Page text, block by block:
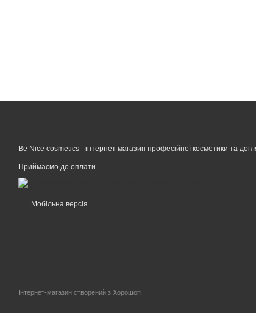
Be Nice cosmetics - інтернет магазин професійної косметики та
Приймаємо до оплати
Мобільна версія
Інтернет-магазин створений з Хорошоп